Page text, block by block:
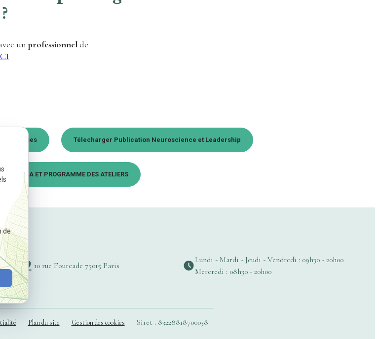
unprofessionnelde
Télecharger Publication Neuroscience et Leadership
AGENDA ET PROGRAMME DES ATELIERS
10 rue Fourcade 75015 Paris
Lundi - Mardi - Jeudi - Vendredi : 09h30 - 20h00
Mercredi : 08h30 - 20h00
Plan du site Gestion des cookies Siret :83228818700038
de